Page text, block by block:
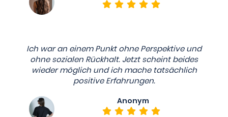
Ich war an einem Punkt ohne Perspektive und
ohne sozialen Rückhalt. Jetzt scheint beides
wieder möglich und ich mache tatsächlich
positive Erfahrungen.
Anonym